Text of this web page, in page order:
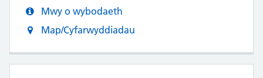
Mwy o wybodaeth
Map/Cyfarwyddiadau